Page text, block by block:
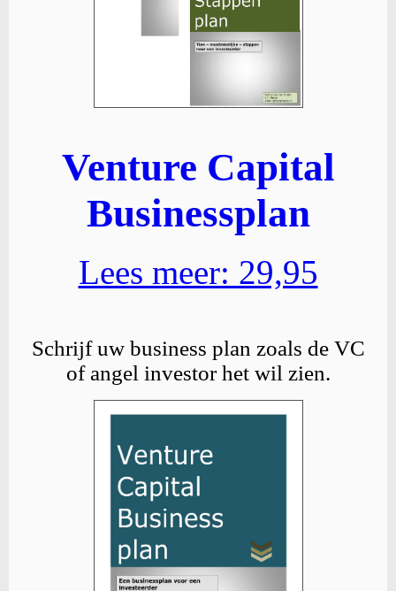
Venture Capital
Businessplan
Lees meer: 29,95
Schrijf uw business plan zoals de VC
of angel investor het wil zien.